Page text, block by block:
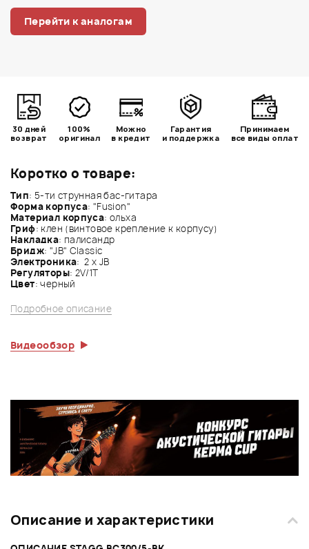
Коротко о товаре:
Тип: 5-ти струнная бас-гитара
Форма корпуса: "Fusion"
Материал корпуса: ольха
Гриф: клен (винтовое крепление к корпусу)
Накладка: палисандр
Бридж: "JB" Classic
Электроника: 2 x JB
Регуляторы: 2V/1T
Цвет: черный
Подробное описание
Видеообзор
Перейти к аналогам
30 дней
возврат
100%
оригинал
Можно
в кредит
Гарантия
и поддержка
Принимаем
все виды оплат
Описание и характеристики